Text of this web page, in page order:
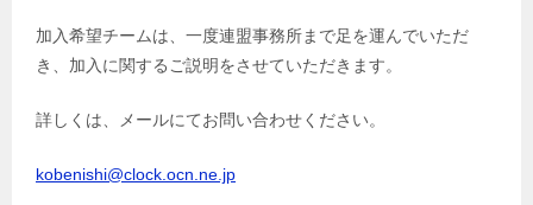
加入希望チームは、一度連盟事務所まで足を運んでいただ
き、加入に関するご説明をさせていただきます。
詳しくは、メールにてお問い合わせください。
kobenishi@clock.ocn.ne.jp